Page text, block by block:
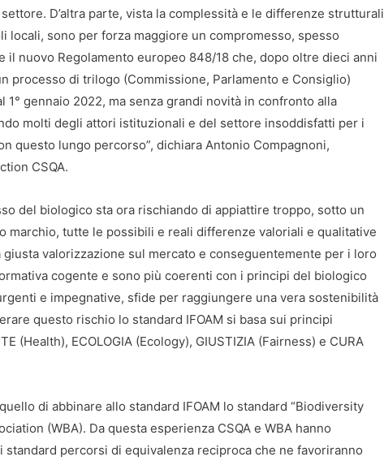
D’altra parte, vista la complessità e le differenze strutturali
locali, sono per forza maggiore un compromesso, spesso
il nuovo Regolamento europeo 848/18 che, dopo oltre dieci anni
processo di trilogo (Commissione, Parlamento e Consiglio)
1° gennaio 2022, ma senza grandi novità in confronto alla
molti degli attori istituzionali e del settore insoddisfatti per i
questo lungo percorso”, dichiara Antonio Compagnoni,
CSQA.
del biologico sta ora rischiando di appiattire troppo, sotto un
marchio, tutte le possibili e reali differenze valoriali e qualitative
valorizzazione sul mercato e conseguentemente per i loro
cogente e sono più coerenti con i principi del biologico
e impegnative, sfide per raggiungere una vera sostenibilità
questo rischio lo standard IFOAM si basa sui principi
(Health), ECOLOGIA (Ecology), GIUSTIZIA (Fairness) e CURA
di abbinare allo standard IFOAM lo standard “Biodiversity
(WBA). Da questa esperienza CSQA e WBA hanno
percorsi di equivalenza reciproca che ne favoriranno